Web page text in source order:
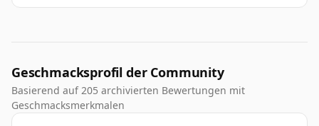
Geschmacksprofil der Community
Basierend auf 205 archivierten Bewertungen mit
Geschmacksmerkmalen